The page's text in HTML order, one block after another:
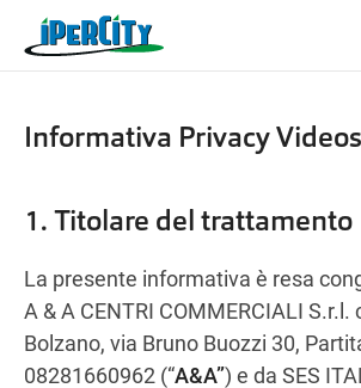
mercoledì
MERCOLEDÌ
giovedì
GIOVEDÌ
VENERDÌ
Informativa Privacy
1. Titolare del trattamento
La presente informativa è resa
A & A CENTRI COMMERCIALI S.r.l.
Bolzano, via Bruno Buozzi 30,
08281660962 (“A&A”) e da SES